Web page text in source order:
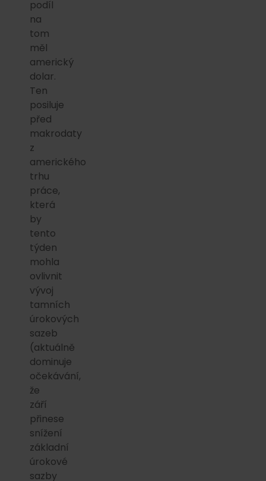
podíl
na
tom
měl
americký
dolar.
Ten
posiluje
před
makrodaty
z
amerického
trhu
práce,
která
by
tento
týden
mohla
ovlivnit
vývoj
tamních
úrokových
sazeb
(aktuálně
dominuje
očekávání,
že
září
přinese
snížení
základní
úrokové
sazby